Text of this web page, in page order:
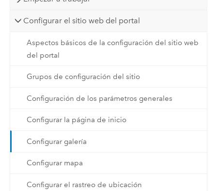
Configurar el sitio web del portal
Aspectos básicos de la configuración del sitio web
del portal
Grupos de configuración del sitio
Configuración de los parámetros generales
Configurar la página de inicio
Configurar galería
Configurar mapa
Configurar el rastreo de ubicación